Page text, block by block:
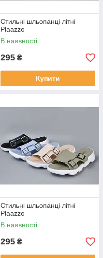
Стильні шльопанці літні
Plaazzo
В наявності
295 ₴
Купити
Стильні шльопанці літні
Plaazzo
В наявності
295 ₴